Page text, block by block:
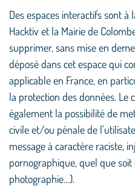
Des espaces interactifs sont à
Hacktiv et la Mairie de
supprimer, sans mise en
déposé dans cet espace qui
applicable en France, en
la protection des données. Le
également la possibilité de
civile et/ou pénale de
message à caractère raciste,
pornographique, quel que
photographie…).